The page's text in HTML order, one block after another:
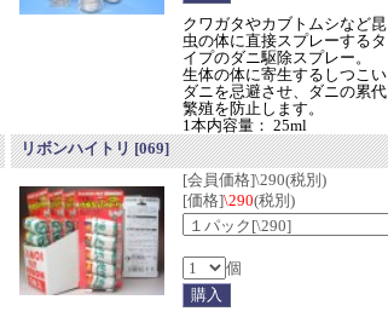
クワガタやカブトムシなど昆
虫の体に直接スプレーするタ
イプのダニ駆除スプレー。
生体の体に寄生するしつこい
ダニを忌避させ、ダニの累代
繁殖を防止します。
1本内容量： 25ml
リボンハイトリ[069]
[会員価格]\290(税別)
[価格]\290(税別)
個